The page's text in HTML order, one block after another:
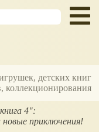
детских книг
коллекционирования
4":
приключения!